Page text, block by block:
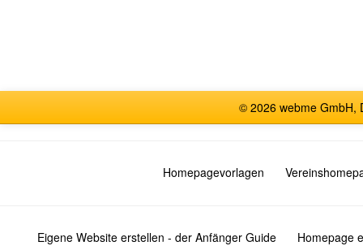
© 2026 webme GmbH,
Homepagevorlagen
Eigene Website erstellen - der Anfänger Guide Homepage